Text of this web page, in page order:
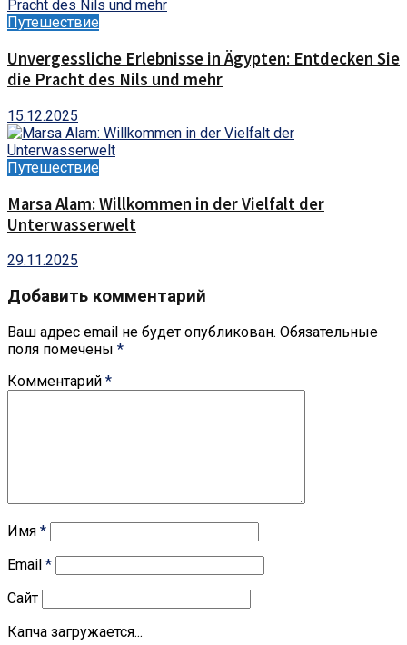
Путешествие
Unvergessliche Erlebnisse in Ägypten: Entdecken Sie
die Pracht des Nils und mehr
15.12.2025
Путешествие
Marsa Alam: Willkommen in der Vielfalt der
Unterwasserwelt
29.11.2025
Добавить комментарий
Ваш адрес email не будет опубликован. Обязательные
поля помечены *
Комментарий *
Имя *
Email *
Сайт
Капча загружается...